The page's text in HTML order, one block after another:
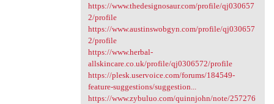
https://www.thedesignosaur.com/profile/qj030657
2/profile
https://www.austinswobgyn.com/profile/qj030657
2/profile
https://www.herbal-
allskincare.co.uk/profile/qj0306572/profile
https://plesk.uservoice.com/forums/184549-
feature-suggestions/suggestion...
https://www.zybuluo.com/quinnjohn/note/257276